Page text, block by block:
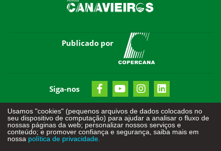
Publicado por
Siga-nos
Todos os direitos reservados - © 2026
Usamos "cookies" (pequenos arquivos de dados colocados no
seu dispositivo de computação) para ajudar a analisar o fluxo de
nossas páginas da web; personalizar nossos serviços e
conteúdo; e promover confiança e segurança, saiba mais em
nossa política de privacidade.